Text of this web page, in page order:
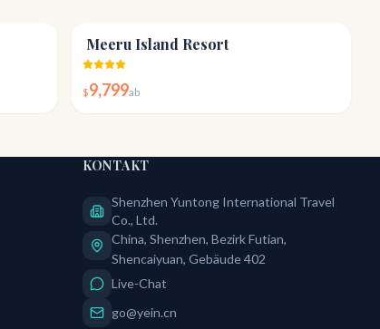
Meeru Island Resort
$9,799ab
KONTAKT
Shenzhen Yuntong International Travel
Co., Ltd.
China, Shenzhen, Bezirk Futian,
Shencaiyuan, Gebäude 402
Live-Chat
go@yein.cn